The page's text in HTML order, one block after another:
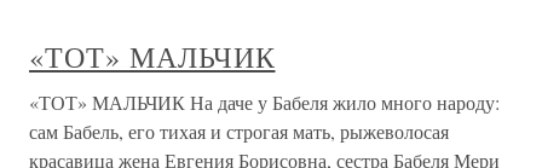
«ТОТ» МАЛЬЧИК
«ТОТ» МАЛЬЧИК На даче у Бабеля жило много народу:
сам Бабель, его тихая и строгая мать, рыжеволосая
красавица жена Евгения Борисовна, сестра Бабеля Мери